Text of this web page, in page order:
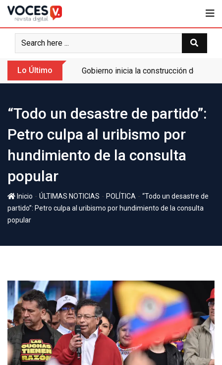
Lo Último Gobierno inicia la construcción de la
“Todo un desastre de partido”:
Petro culpa al uribismo por
hundimiento de la consulta
popular
Inicio - ÚLTIMAS NOTICIAS - POLÍTICA - “Todo un desastre de
partido”: Petro culpa al uribismo por hundimiento de la consulta
popular